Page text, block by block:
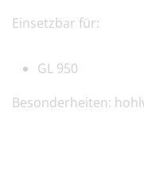
Einsetzbar für:
GL 950
Besonderheiten: